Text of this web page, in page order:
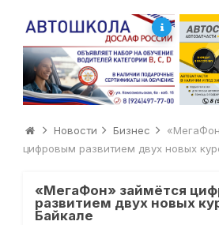
Новости Бизнес
цифровым развитием двух новых
«МегаФон» займётся
развитием двух новых
Байкале